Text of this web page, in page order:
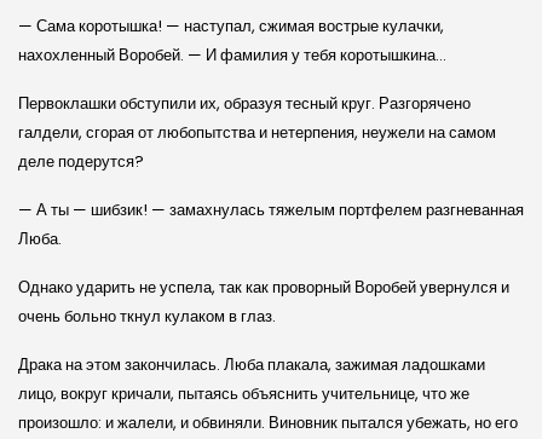
— Сама коротышка! — наступал, сжимая вострые кулачки,
нахохленный Воробей. — И фамилия у тебя коротышкина…
Первоклашки обступили их, образуя тесный круг. Разгорячено
галдели, сгорая от любопытства и нетерпения, неужели на самом
деле подерутся?
— А ты — шибзик! — замахнулась тяжелым портфелем разгневанная
Люба.
Однако ударить не успела, так как проворный Воробей увернулся и
очень больно ткнул кулаком в глаз.
Драка на этом закончилась. Люба плакала, зажимая ладошками
лицо, вокруг кричали, пытаясь объяснить учительнице, что же
произошло: и жалели, и обвиняли. Виновник пытался убежать, но его